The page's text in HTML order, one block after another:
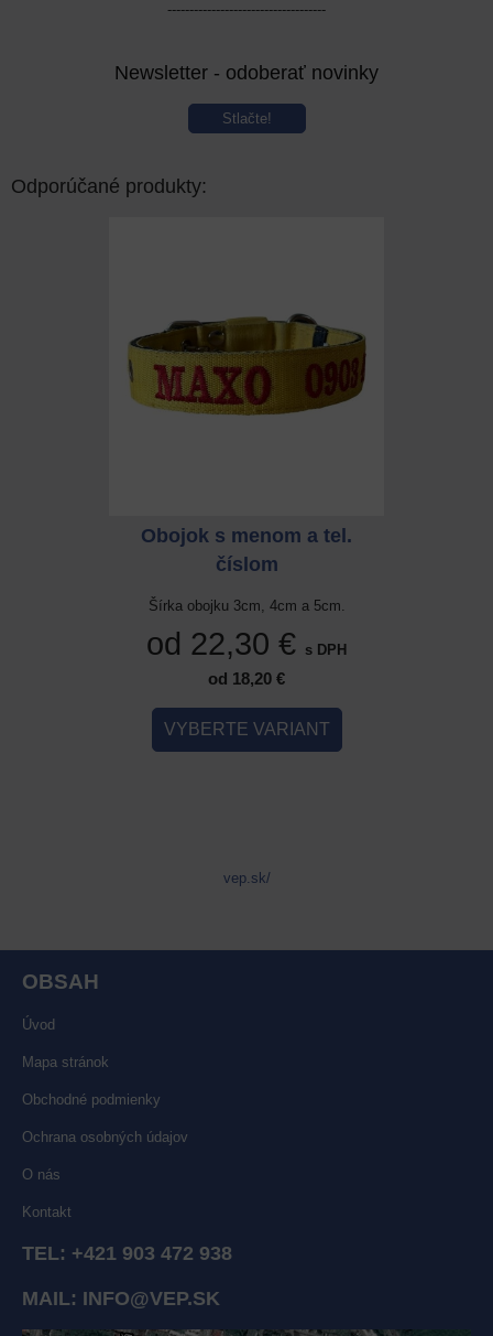
------------------------------------
Newsletter - odoberať novinky
Stlačte!
Odporúčané produkty:
Obojok s menom a tel.
číslom
Šírka obojku 3cm, 4cm a 5cm.
od 22,30 € s DPH
od 18,20 €
VYBERTE VARIANT
vep.sk/
OBSAH
Úvod
Mapa stránok
Obchodné podmienky
Ochrana osobných údajov
O nás
Kontakt
TEL: +421 903 472 938
MAIL: INFO@VEP.SK